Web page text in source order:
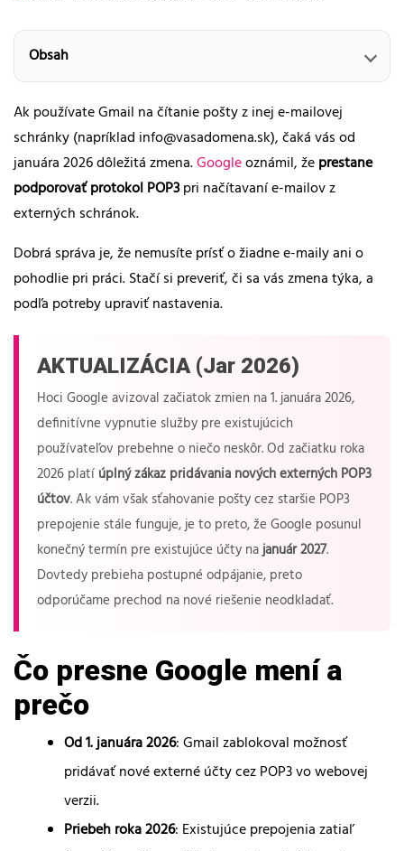
Obsah
Ak používate Gmail na čítanie pošty z inej e-mailovej
schránky (napríklad info@vasadomena.sk), čaká vás od
januára 2026 dôležitá zmena.Googleoznámil, žeprestane
podporovať protokol POP3pri načítavaní e-mailov z
externých schránok.
Dobrá správa je, že nemusíte prísť o žiadne e-maily ani o
pohodlie pri práci. Stačí si preveriť, či sa vás zmena týka, a
podľa potreby upraviť nastavenia.
AKTUALIZÁCIA (Jar 2026)
Hoci Google avizoval začiatok zmien na 1. januára 2026,
definitívne vypnutie služby pre existujúcich
používateľov prebehne o niečo neskôr. Od začiatku roka
2026 platí úplný zákaz pridávania nových externých POP3
účtov. Ak vám však sťahovanie pošty cez staršie POP3
prepojenie stále funguje, je to preto, že Google posunul
konečný termín pre existujúce účty najanuár 2027.
Dovtedy prebieha postupné odpájanie, preto
odporúčame prechod na nové riešenie neodkladať.
Čo presne Google mení a
prečo
Od 1. januára 2026: Gmail zablokoval možnosť
pridávať nové externé účty cez POP3 vo webovej
verzii.
Priebeh roka 2026: Existujúce prepojenia zatiaľ